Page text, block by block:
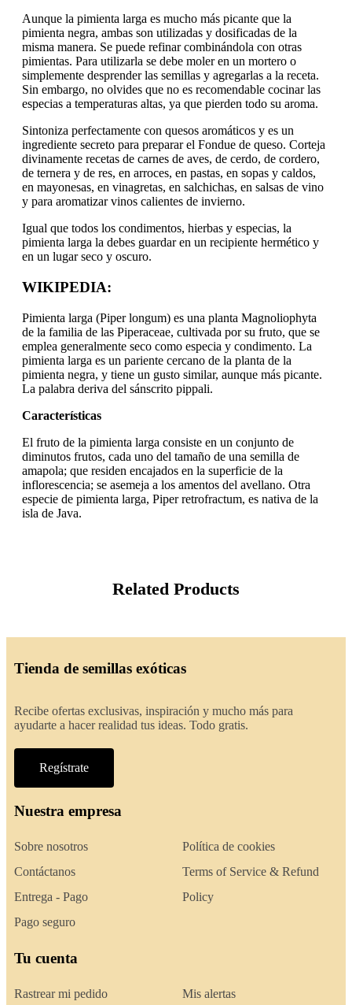
Aunque la pimienta larga es mucho más picante que la
pimienta negra, ambas son utilizadas y dosificadas de la
misma manera. Se puede refinar combinándola con otras
pimientas. Para utilizarla se debe moler en un mortero o
simplemente desprender las semillas y agregarlas a la receta.
Sin embargo, no olvides que no es recomendable cocinar las
especias a temperaturas altas, ya que pierden todo su aroma.
Sintoniza perfectamente con quesos aromáticos y es un
ingrediente secreto para preparar el Fondue de queso. Corteja
divinamente recetas de carnes de aves, de cerdo, de cordero,
de ternera y de res, en arroces, en pastas, en sopas y caldos,
en mayonesas, en vinagretas, en salchichas, en salsas de vino
y para aromatizar vinos calientes de invierno.
Igual que todos los condimentos, hierbas y especias, la
pimienta larga la debes guardar en un recipiente hermético y
en un lugar seco y oscuro.
WIKIPEDIA:
Pimienta larga (Piper longum) es una planta Magnoliophyta
de la familia de las Piperaceae, cultivada por su fruto, que se
emplea generalmente seco como especia y condimento. La
pimienta larga es un pariente cercano de la planta de la
pimienta negra, y tiene un gusto similar, aunque más picante.
La palabra deriva del sánscrito pippali.
Características
El fruto de la pimienta larga consiste en un conjunto de
diminutos frutos, cada uno del tamaño de una semilla de
amapola; que residen encajados en la superficie de la
inflorescencia; se asemeja a los amentos del avellano. Otra
especie de pimienta larga, Piper retrofractum, es nativa de la
isla de Java.
Related Products
Tienda de semillas exóticas
Recibe ofertas exclusivas, inspiración y mucho más para
ayudarte a hacer realidad tus ideas. Todo gratis.
Regístrate
Nuestra empresa
Sobre nosotros
Contáctanos
Entrega - Pago
Pago seguro
Política de cookies
Terms of Service & Refund
Policy
Tu cuenta
Rastrear mi pedido Mis alertas